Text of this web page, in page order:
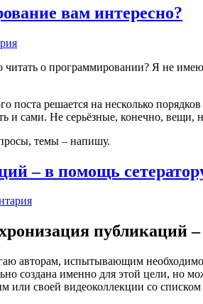
вам интересно?
о программировании? Я не
поста решается на несколько
и сами. Не серьёзные, конечно,
темы – напишу.
– в помощь
публикаций
авторам, испытывающим
создана именно для этой цели, но
или своей видеоколлекции со списком